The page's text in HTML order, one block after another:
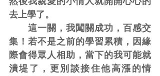
去上學了。
這一關，我闖關成功，百感交
集！若不是之前的學習累積，因緣
際會得眾人相助，當下的我可能就
潰堤了，更別談接住他高漲的情